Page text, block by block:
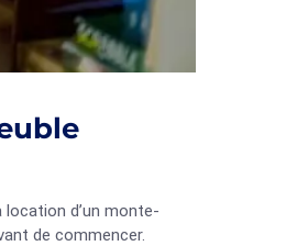
d’un monte-
de commencer.